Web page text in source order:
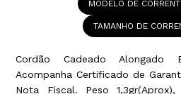
Cordão Cadeado
Acompanha Certificado de
Nota Fiscal. Peso
MODELO DE
TAMANHO DE